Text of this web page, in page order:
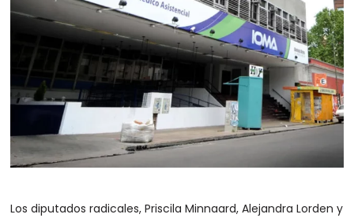
Los diputados radicales, Priscila Minnaard, Alejandra Lorden y